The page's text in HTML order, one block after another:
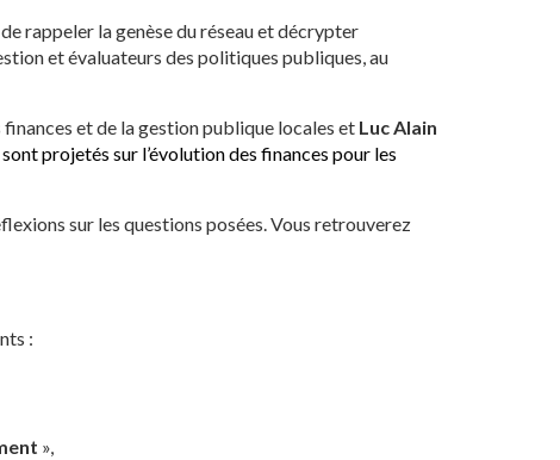
rappeler la genèse du réseau et décrypter
et évaluateurs des politiques publiques, au
et de la gestion publique locales et Luc Alain
projetés sur l’évolution des finances pour les
sur les questions posées. Vous retrouverez
:
»,